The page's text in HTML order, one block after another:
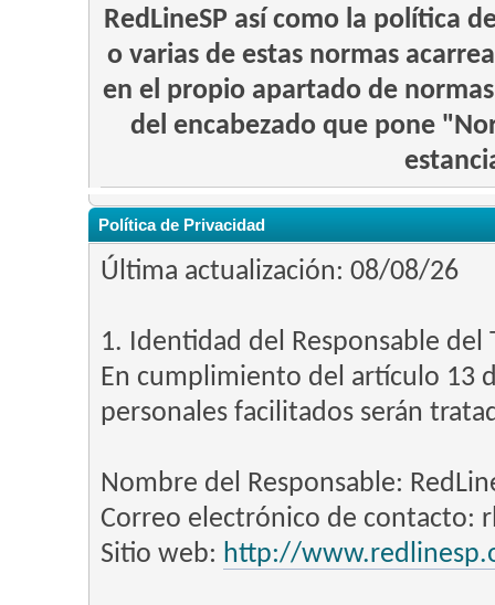
RedLineSP así como la política
o varias de estas normas
en el propio apartado de
del encabezado que pone
Política de Privacidad
Última actualización: 08/08/26
1. Identidad del Responsable del
En cumplimiento del artículo 13
personales facilitados serán
Nombre del Responsable:
Correo electrónico de contacto:
Sitio web: http://